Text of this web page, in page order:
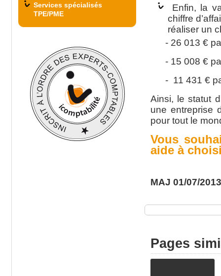
Services spécialisés
TPE/PME
Enfin, la
chiffre
réaliser un
- 26 013 €
- 15 008 €
- 11 431 €
Ainsi, le statut
une entreprise
pour tout le
Vous
aide à
MAJ 01/07/2013
Pages